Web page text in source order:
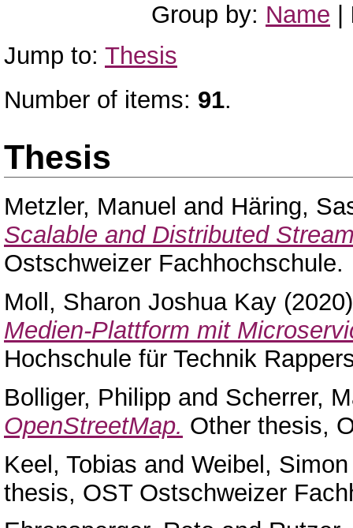
Group by: Name
Jump to: Thesis
Number of items: 91.
Thesis
Metzler, Manuel and Häring,
Scalable and Distributed
Ostschweizer Fachhochschule.
Moll, Sharon Joshua Kay
Medien-Plattform mit
Hochschule für Technik
Bolliger, Philipp and Scherrer,
OpenStreetMap. Other thesis,
Keel, Tobias and Weibel, Simon
thesis, OST Ostschweizer